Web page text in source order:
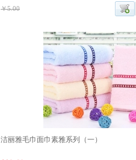
￥5.00
洁丽雅毛巾面巾素雅系列（一）